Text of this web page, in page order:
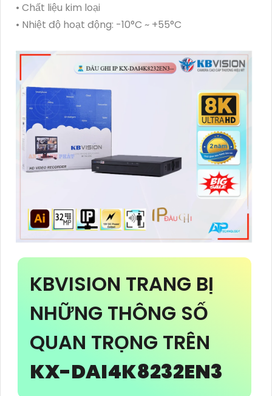
• Chất liệu kim loại
• Nhiệt độ hoạt động: -10°C ~ +55°C
KBVISION TRANG BỊ
NHỮNG THÔNG SỐ
QUAN TRỌNG TRÊN
KX-DAI4K8232EN3